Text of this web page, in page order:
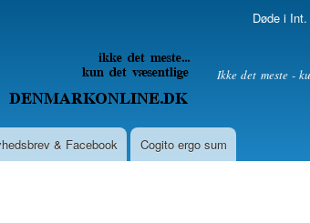
content
Døde i
Ikke det meste -
& Facebook Cogito ergo sum